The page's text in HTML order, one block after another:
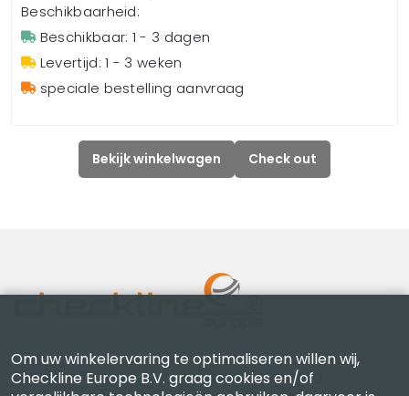
Beschikbaarheid:
Beschikbaar: 1 - 3 dagen
Levertijd: 1 - 3 weken
speciale bestelling aanvraag
Bekijk winkelwagen Check out
Checkline Europe B.V. — specialisten in levering,
Om uw winkelervaring te optimaliseren willen wij,
Checkline Europe B.V. graag cookies en/of